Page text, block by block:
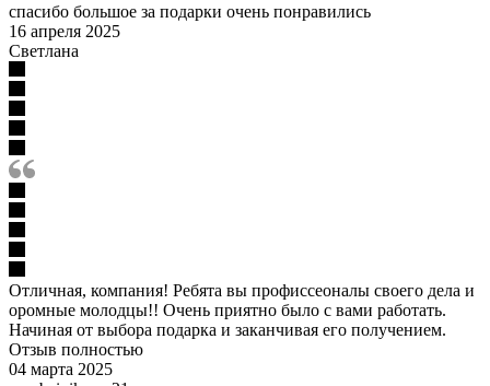
спасибо большое за подарки очень понравились
16 апреля 2025
Светлана
Отличная, компания! Ребята вы профиссеоналы своего дела и
оромные молодцы!! Очень приятно было с вами работать.
Начиная от выбора подарка и заканчивая его получением.
Отзыв полностью
04 марта 2025